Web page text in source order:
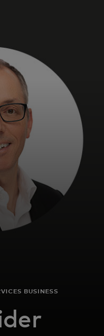
BUSINESS